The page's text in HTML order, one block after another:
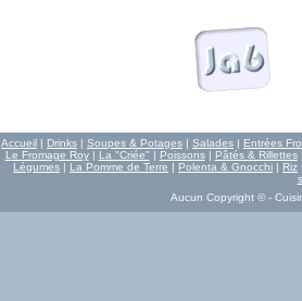
Accueil | Drinks | Soupes & Potages | Salades | Entrées
Le Fromage Roy| La "Criée" | Poissons| Pâtés & Rillettes
Légumes | La Pomme de Terre | Polenta & Gnocchi | Riz
Aucun Copyright © -